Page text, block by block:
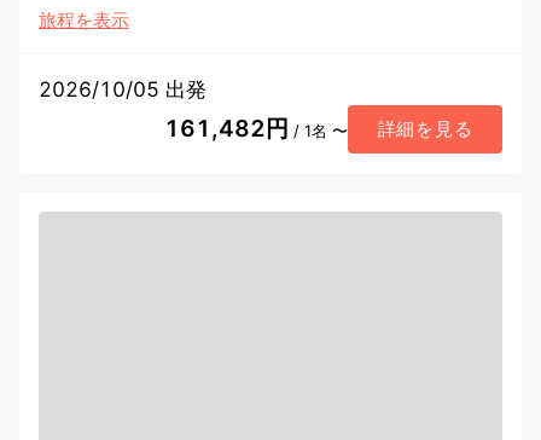
旅程を表示
2026/10/05 出発
161,482円 / 1名 〜 詳細を見る